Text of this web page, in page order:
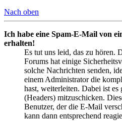
Nach oben
Ich habe eine Spam-E-Mail von
erhalten!
Es tut uns leid, das zu hören.
Forums hat einige
solche Nachrichten senden,
einem Administrator die
hast, weiterleiten. Dabei ist
(Headers) mitzuschicken.
Benutzer, der die E-Mail
kann dann entsprechend